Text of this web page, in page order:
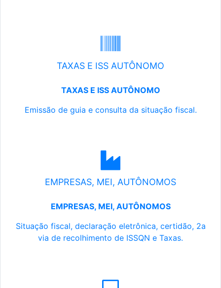
TAXAS E ISS AUTÔNOMO
TAXAS E ISS AUTÔNOMO
Emissão de guia e consulta da situação fiscal.
EMPRESAS, MEI, AUTÔNOMOS
EMPRESAS, MEI, AUTÔNOMOS
Situação fiscal, declaração eletrônica, certidão, 2a
via de recolhimento de ISSQN e Taxas.